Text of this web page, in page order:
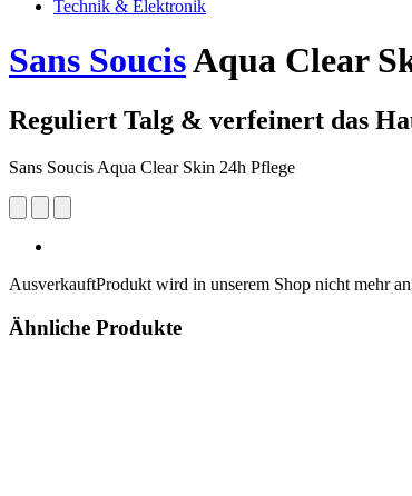
Technik & Elektronik
Sans SoucisAqua Clear
Reguliert Talg & verfeinert das
Sans Soucis Aqua Clear Skin 24h Pflege
AusverkauftProdukt wird in unserem Shop nicht mehr
Ähnliche Produkte